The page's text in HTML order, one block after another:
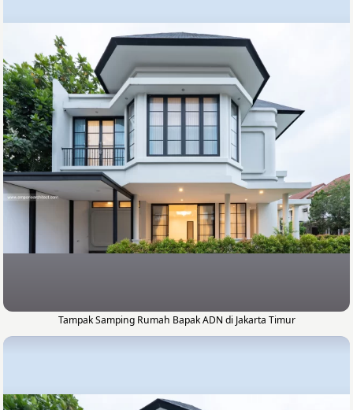
Tampak Samping Rumah Bapak ADN di Jakarta Timur